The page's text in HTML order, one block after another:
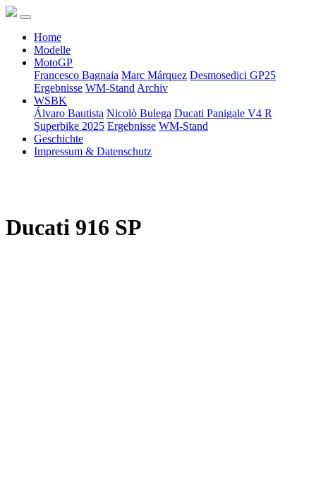
Home
Modelle
MotoGP
Francesco Bagnaia Marc Márquez Desmosedici GP25
Ergebnisse WM-Stand Archiv
WSBK
Álvaro Bautista Nicolò Bulega Ducati Panigale V4 R
Superbike 2025 Ergebnisse WM-Stand
Geschichte
Impressum & Datenschutz
Ducati 916 SP